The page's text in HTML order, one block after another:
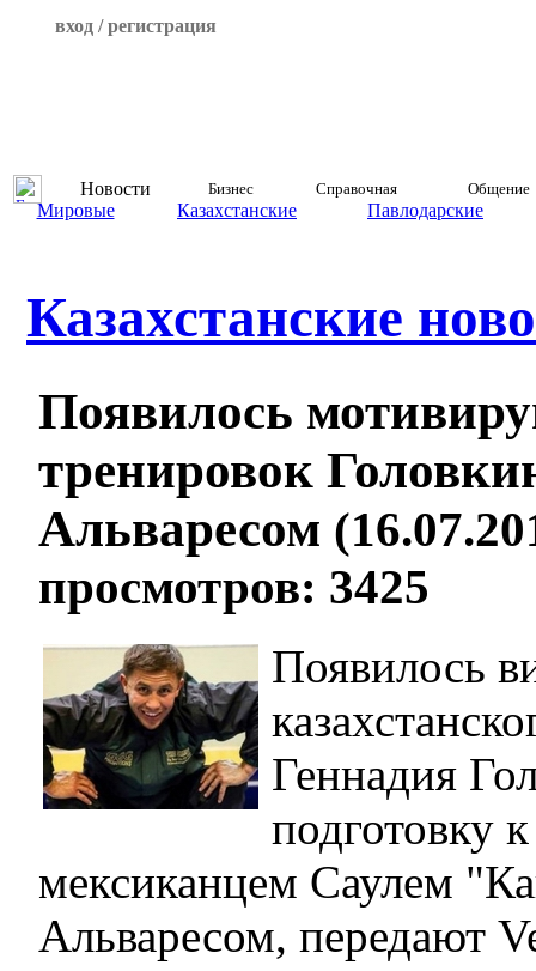
вход / регистрация
Новости Бизнес Справочная Общение
Мировые Казахстанские Павлодарские
Казахстанские
Появилось
тренировок
Альваресом
просмотров: 3425
Появилось
Геннадия
подготовку
мексиканцем Саулем
Альваресом, передают